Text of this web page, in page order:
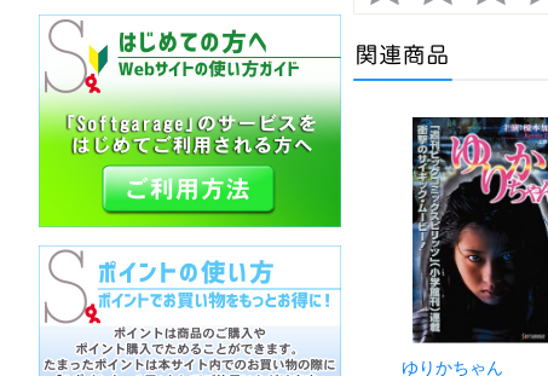
ゆりかちゃん